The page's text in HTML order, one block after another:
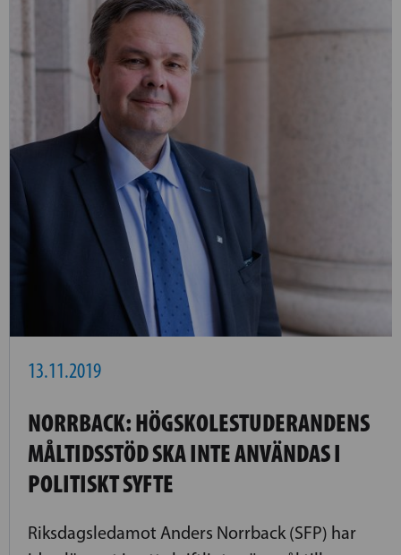
13.11.2019
NORRBACK: HÖGSKOLESTUDERANDENS
MÅLTIDSSTÖD SKA INTE ANVÄNDAS I
POLITISKT SYFTE
Riksdagsledamot Anders Norrback (SFP) har